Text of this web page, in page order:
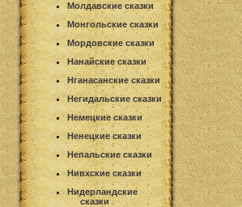
Молдавские сказки
Монгольские сказки
Мордовские сказки
Нанайские сказки
Нганасанские сказки
Негидальские сказки
Немецкие сказки
Ненецкие сказки
Непальские сказки
Нивхские сказки
Нидерландские
сказки